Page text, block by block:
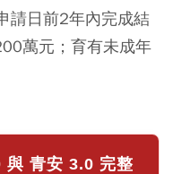
請日前2年內完成結
萬元；育有未成年
與 青安 3.0 完整